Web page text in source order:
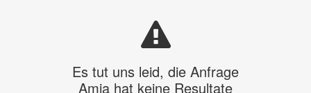
Es tut uns leid, die Anfrage
Amia hat keine Resultate